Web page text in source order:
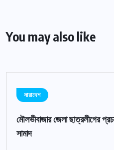
You may also like
সারাদেশ
মৌলভীবাজার জেলা ছাত্রলীগের
সামাদ